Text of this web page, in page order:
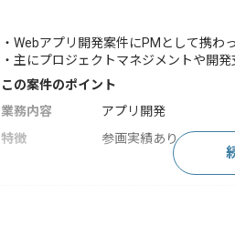
・Webアプリ開発案件にPMとして携わ
・主にプロジェクトマネジメントや開
この案件のポイント
業務内容
アプリ開発
特徴
参画実績あり